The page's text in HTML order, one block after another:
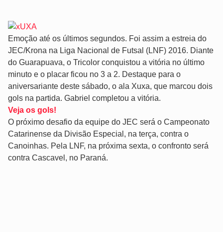
Emoção até os últimos segundos. Foi assim a estreia do
JEC/Krona na Liga Nacional de Futsal (LNF) 2016. Diante
do Guarapuava, o Tricolor conquistou a vitória no último
minuto e o placar ficou no 3 a 2. Destaque para o
aniversariante deste sábado, o ala Xuxa, que marcou dois
gols na partida. Gabriel completou a vitória.
Veja os gols!
O próximo desafio da equipe do JEC será o Campeonato
Catarinense da Divisão Especial, na terça, contra o
Canoinhas. Pela LNF, na próxima sexta, o confronto será
contra Cascavel, no Paraná.